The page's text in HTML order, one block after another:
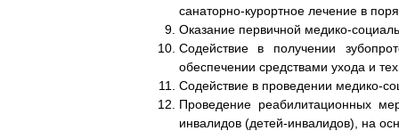
санаторно-курортное лечение в
Оказание первичной медико-
Содействие в получении
обеспечении средствами ухода и
Содействие в проведении медико-
Проведение реабилитационных
инвалидов (детей-инвалидов), на